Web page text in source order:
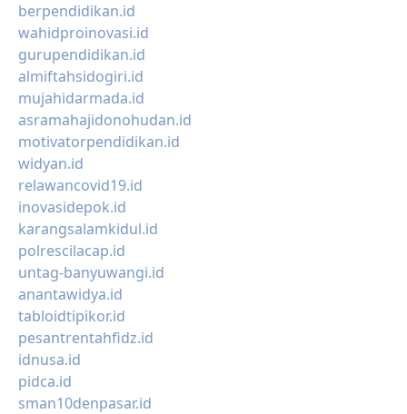
berpendidikan.id
wahidproinovasi.id
gurupendidikan.id
almiftahsidogiri.id
mujahidarmada.id
asramahajidonohudan.id
motivatorpendidikan.id
widyan.id
relawancovid19.id
inovasidepok.id
karangsalamkidul.id
polrescilacap.id
untag-banyuwangi.id
anantawidya.id
tabloidtipikor.id
pesantrentahfidz.id
idnusa.id
pidca.id
sman10denpasar.id